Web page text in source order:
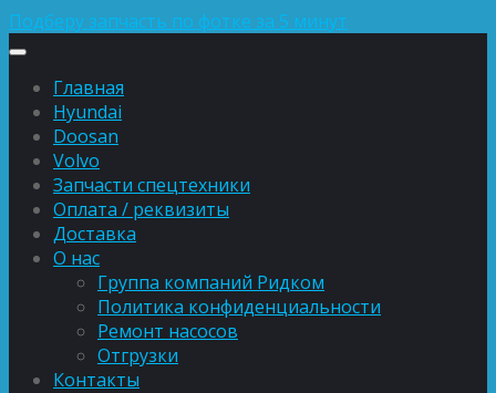
Подберу запчасть по фотке за 5 минут
Главная
Hyundai
Doosan
Volvo
Запчасти спецтехники
Оплата / реквизиты
Доставка
О нас
Группа компаний Ридком
Политика конфиденциальности
Ремонт насосов
Отгрузки
Контакты